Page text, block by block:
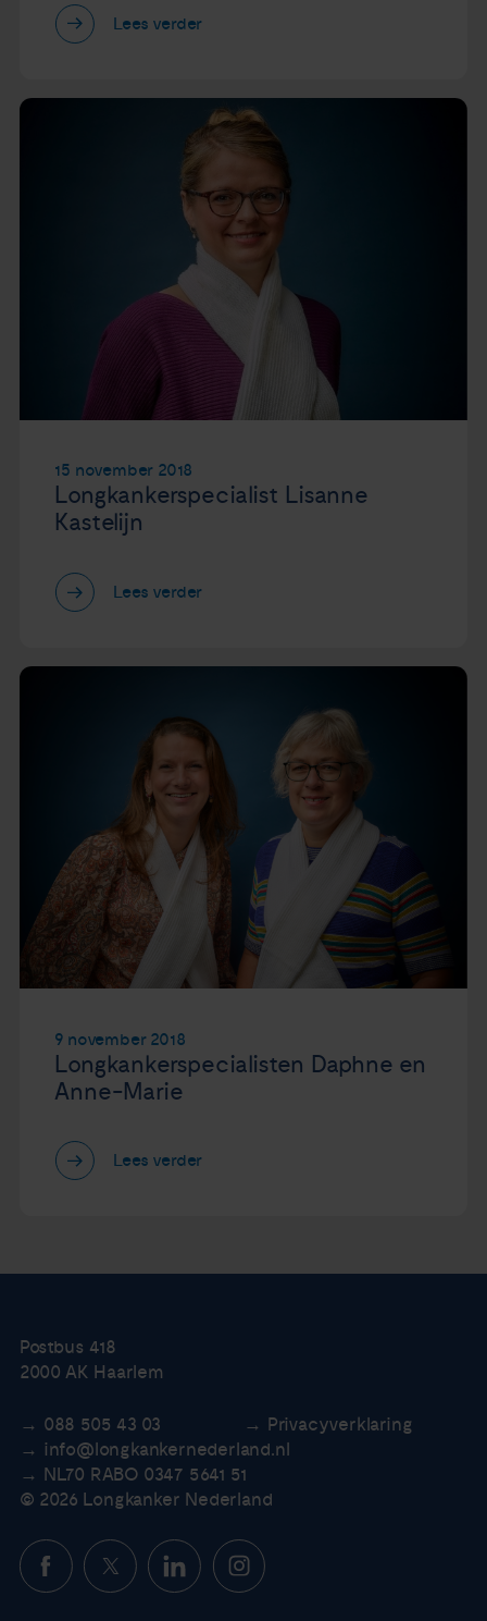
Lees verder
15 november 2018
Longkankerspecialist Lisanne
Kastelijn
Lees verder
9 november 2018
Longkankerspecialisten Daphne en
Anne-Marie
Lees verder
Postbus 418
2000 AK Haarlem
088 505 43 03
Privacyverklaring
info@longkankernederland.nl
NL70 RABO 0347 5641 51
© 2026 Longkanker Nederland